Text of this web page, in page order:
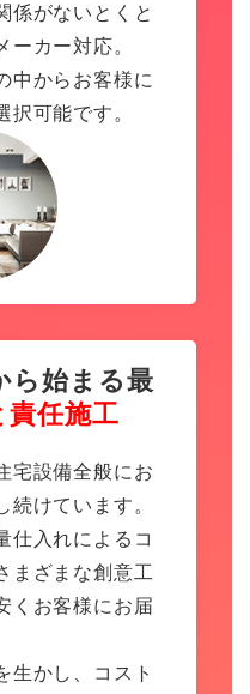
係がないとくと
ーカー対応。
中からお客様に
択可能です。
ら始まる最
責任施工
宅設備全般にお
続けています。
仕入れによるコ
まざまな創意工
くお客様にお届
生かし、コスト